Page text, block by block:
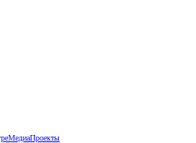
МедиаПроекты